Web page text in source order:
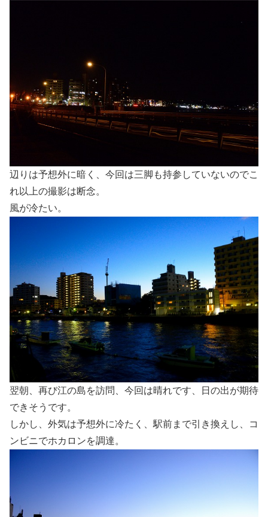
辺りは予想外に暗く、今回は三脚も持参していないのでこ
れ以上の撮影は断念。
風が冷たい。
翌朝、再び江の島を訪問、今回は晴れです、日の出が期待
できそうです。
しかし、外気は予想外に冷たく、駅前まで引き換えし、コ
ンビニでホカロンを調達。